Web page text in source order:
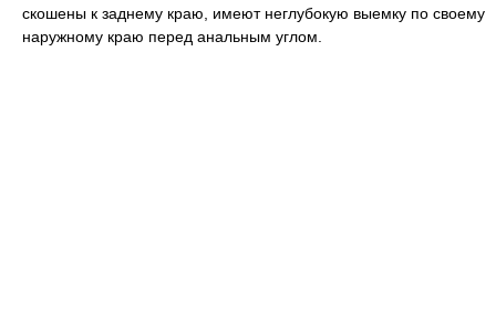
скошены к заднему краю, имеют неглубокую выемку по своему
наружному краю перед анальным углом.